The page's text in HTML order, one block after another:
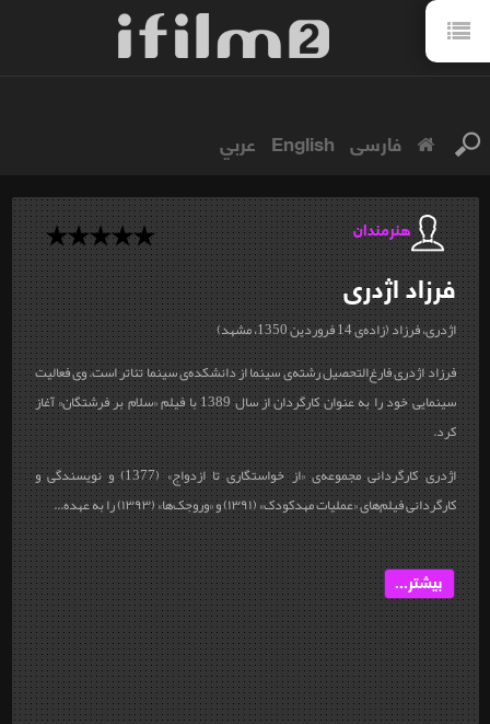
فارسی English عربي
هنرمندان
فرزاداژدری
اژدری، فرزاد (زاده‌ی 14 فروردین 1350، مشهد)
فرزاد اژدری فارغ‌التحصيل رشته‌ی سينما از دانشكده‌ی سينما تئاتر است. وی فعاليت
سينمایی خود را به عنوان كارگردان از سال 1389 با فيلم «سلام بر فرشتگان« آغاز
كرد.
اژدری کارگردانی مجموعه‌ی «از خواستگاری تا ازدواج» (1377) و نویسندگی و
کارگردانی فیلم‌های «عمليات مهدکودک» (۱۳۹۱) و «وروجک‌ها» (۱۳۹۳) را به عهده...
بیشتر...